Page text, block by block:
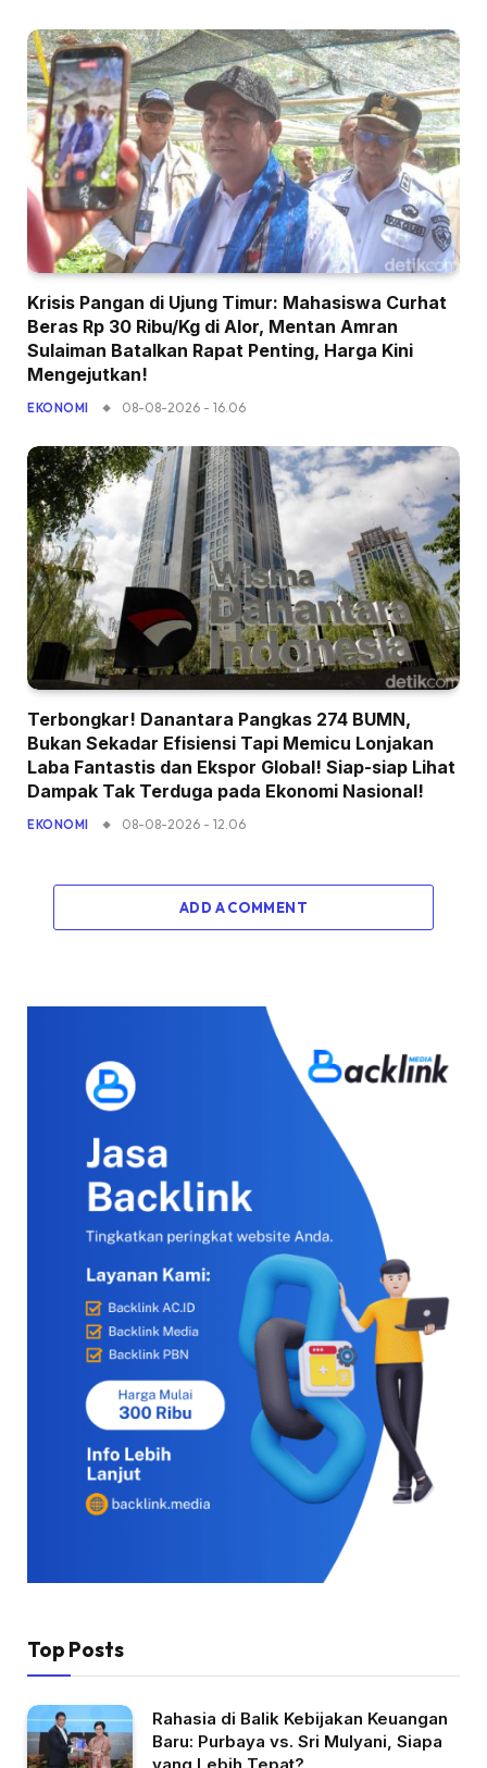
Krisis Pangan di Ujung Timur: Mahasiswa Curhat
Beras Rp 30 Ribu/Kg di Alor, Mentan Amran
Sulaiman Batalkan Rapat Penting, Harga Kini
Mengejutkan!
EKONOMI 08-08-2026 - 16.06
Terbongkar! Danantara Pangkas 274 BUMN,
Bukan Sekadar Efisiensi Tapi Memicu Lonjakan
Laba Fantastis dan Ekspor Global! Siap-siap Lihat
Dampak Tak Terduga pada Ekonomi Nasional!
EKONOMI 08-08-2026 - 12.06
ADD A COMMENT
Top Posts
Rahasia di Balik Kebijakan Keuangan
Baru: Purbaya vs. Sri Mulyani, Siapa